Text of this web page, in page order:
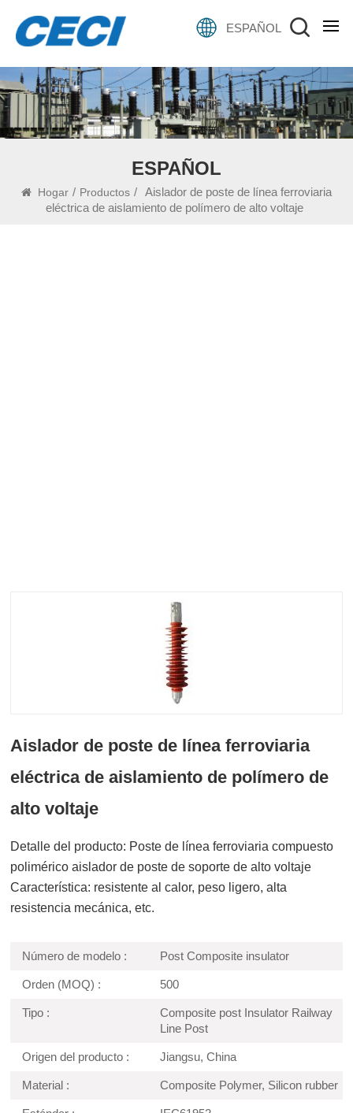
ESPAÑOL
ESPAÑOL
Hogar / Productos / Aislador de poste de línea ferroviaria
eléctrica de aislamiento de polímero de alto voltaje
Aislador de poste de línea ferroviaria
eléctrica de aislamiento de polímero de
alto voltaje
Detalle del producto: Poste de línea ferroviaria compuesto
polimérico aislador de poste de soporte de alto voltaje
Característica: resistente al calor, peso ligero, alta
resistencia mecánica, etc.
Número de modelo : Post Composite insulator
Orden (MOQ) : 500
Tipo :
Composite post Insulator Railway
Line Post
Origen del producto : Jiangsu, China
Material : Composite Polymer, Silicon rubber